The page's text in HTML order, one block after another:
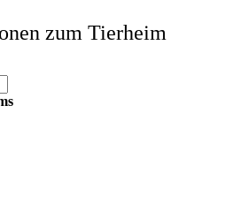
zum Tierheim